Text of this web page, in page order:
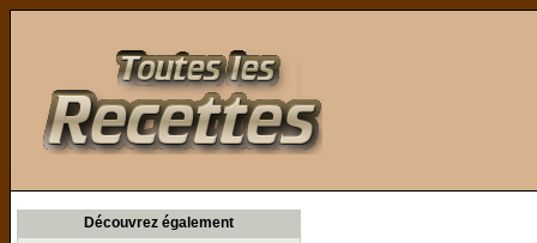
Découvrez également